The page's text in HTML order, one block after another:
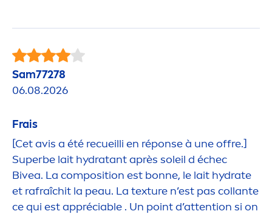
Sam77278
06.08.2026
Frais
[Cet avis a été recueilli en réponse à une offre.]
Superbe lait hydratant après soleil d échec
Bivea. La composition est bonne, le lait hydrate
et rafraîchit la peau. La texture n’est pas collante
ce qui est appréciable . Un point d’attention si on